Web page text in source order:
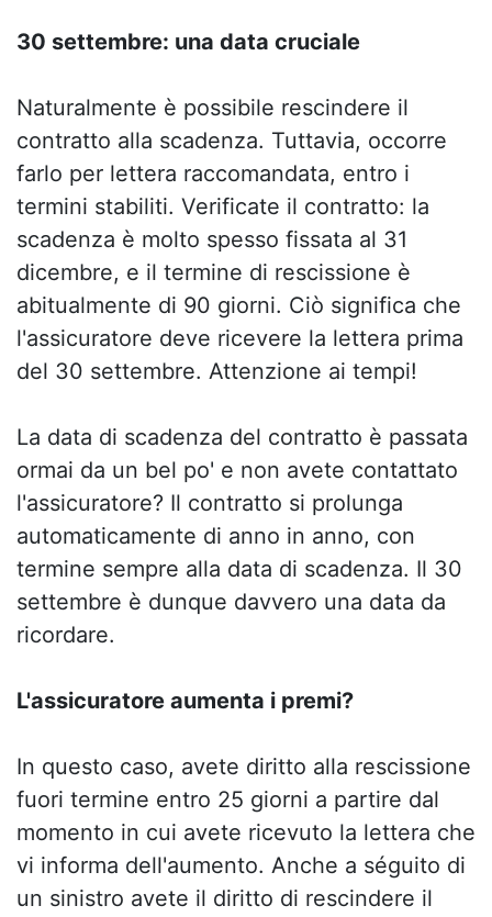
30 settembre: una data cruciale
Naturalmente è possibile rescindere il
contratto alla scadenza. Tuttavia, occorre
farlo per lettera raccomandata, entro i
termini stabiliti. Verificate il contratto: la
scadenza è molto spesso fissata al 31
dicembre, e il termine di rescissione è
abitualmente di 90 giorni. Ciò significa che
l'assicuratore deve ricevere la lettera prima
del 30 settembre. Attenzione ai tempi!
La data di scadenza del contratto è passata
ormai da un bel po' e non avete contattato
l'assicuratore? Il contratto si prolunga
automaticamente di anno in anno, con
termine sempre alla data di scadenza. Il 30
settembre è dunque davvero una data da
ricordare.
L'assicuratore aumenta i premi?
In questo caso, avete diritto alla rescissione
fuori termine entro 25 giorni a partire dal
momento in cui avete ricevuto la lettera che
vi informa dell'aumento. Anche a séguito di
un sinistro avete il diritto di rescindere il